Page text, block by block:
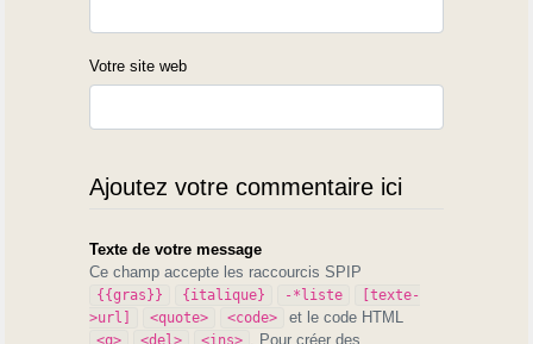
Votre site web
Ajoutez votre commentaire ici
Texte de votre message
Ce champ accepte les raccourcis SPIP
{{gras}} {italique} -*liste
[texte-
>url]
<quote> <code> et le code HTML
<q> <del> <ins>
. Pour créer des